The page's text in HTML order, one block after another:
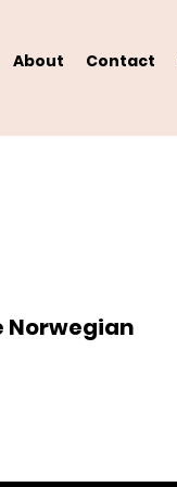
About Contact
Norwegian